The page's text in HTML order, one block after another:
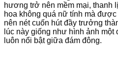
hương trở nên mềm mại, thanh
hoa không quá nữ tính mà
nên nét cuốn hút đầy trưởng
lúc này giống như hình ảnh một
luôn nổi bật giữa đám đông.